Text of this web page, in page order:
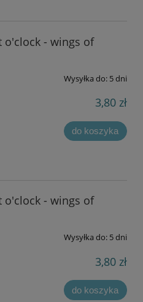
o'clock - wings of
Wysyłka do: 5 dni
3,80 zł
do koszyka
o'clock - wings of
Wysyłka do: 5 dni
3,80 zł
do koszyka